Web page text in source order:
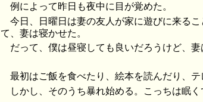
例によって昨日も夜中に目が覚めた。
今日、日曜日は妻の友人が家に遊びに来る
て、妻は寝かせた。
だって、僕は昼寝しても良いだろうけど、妻
最初はご飯を食べたり、絵本を読んだり、
しかし、そのうち暴れ始める。こっちは眠